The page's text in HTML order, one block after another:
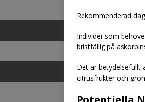
Rekommenderad
Individer som
bristfällig på
Det är betydelsefullt
citrusfrukter och
Potentiella